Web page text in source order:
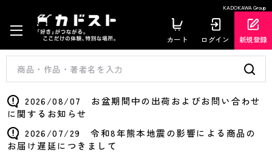
KADOKAWA Group
カート ログイン 新規登録
2026/08/07 お盆期間中の出荷およびお問い合わせ
に関するお知らせ
2026/07/29 令和8年熊本地震の影響による商品の
お届け遅延につきまして